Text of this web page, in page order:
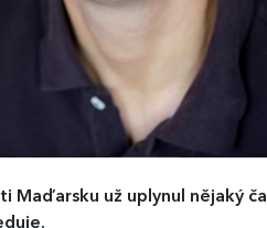
Maďarsku už uplynul nějaký